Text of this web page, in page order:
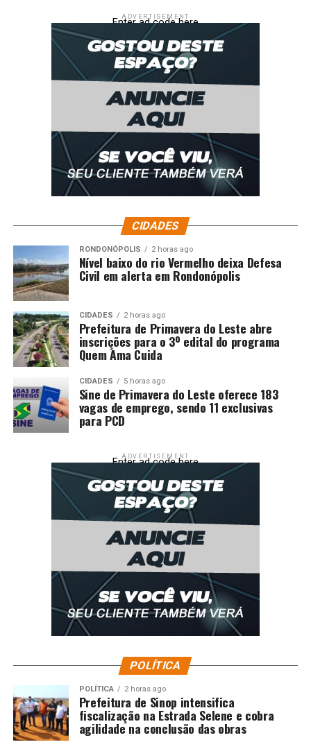
ADVERTISEMENT
Enter ad code here
CIDADES
RONDONÓPOLIS 2 horas ago
Nível baixo do rio Vermelho deixa Defesa
Civil em alerta em Rondonópolis
CIDADES 2 horas ago
Prefeitura de Primavera do Leste abre
inscrições para o 3º edital do programa
Quem Ama Cuida
CIDADES 5 horas ago
Sine de Primavera do Leste oferece 183
vagas de emprego, sendo 11 exclusivas
para PCD
ADVERTISEMENT
Enter ad code here
POLÍTICA
POLÍTICA 2 horas ago
Prefeitura de Sinop intensifica
fiscalização na Estrada Selene e cobra
agilidade na conclusão das obras